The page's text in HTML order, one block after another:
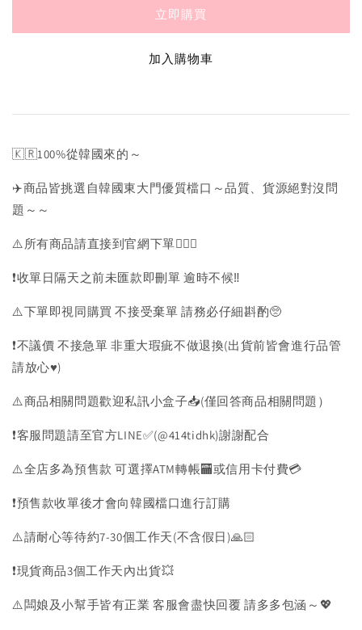
立即購買
加入購物車
🇰🇷100%從韓國來的～
✈️商品皆挑選自韓國東大門優質檔口～品質、貨源絕對沒問
題～～
⚠️所有商品請直接到官網下單💁🏻‍♀️
❗️收單日隔天之前未匯款即刪單 逾時不候‼️
⚠️下單即視同購買 不接受棄單 請務必仔細斟酌🥺
❗️不議價 不接急單 非重大瑕疵不做退換(出貨前皆會進行品管
請放心♥️)
⚠️商品相關問題歡迎私訊小盒子📥(僅回答商品相關問題）
❗️客服問題請至官方LINE✅(@414tidhk)謝謝配合
⚠️全店多為預售款 可選擇ATM轉帳🏧或信用卡付費💳
❗️預售款收單後才會向韓國檔口進行訂購
⚠️請耐心等待約7-30個工作天(不含假日)🙏🏻
❗️現貨商品3個工作天內出貨💥
⚠️闆娘及小幫手皆有正業 客服會盡快回覆 請多多包涵～💖